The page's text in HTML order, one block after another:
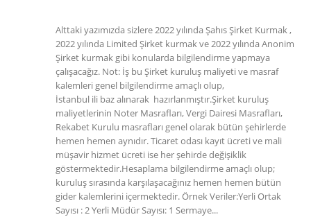
Alttaki yazımızda sizlere 2022 yılında Şahıs Şirket Kurmak ,
2022 yılında Limited Şirket kurmak ve 2022 yılında Anonim
Şirket kurmak gibi konularda bilgilendirme yapmaya
çalışacağız. Not: İş bu Şirket kuruluş maliyeti ve masraf
kalemleri genel bilgilendirme amaçlı olup,
İstanbul ili baz alınarak hazırlanmıştır.Şirket kuruluş
maliyetlerinin Noter Masrafları, Vergi Dairesi Masrafları,
Rekabet Kurulu masrafları genel olarak bütün şehirlerde
hemen hemen aynıdır. Ticaret odası kayıt ücreti ve mali
müşavir hizmet ücreti ise her şehirde değişiklik
göstermektedir.Hesaplama bilgilendirme amaçlı olup;
kuruluş sırasında karşılaşacağınız hemen hemen bütün
gider kalemlerini içermektedir. Örnek Veriler:Yerli Ortak
Sayısı : 2 Yerli Müdür Sayısı: 1 Sermaye...